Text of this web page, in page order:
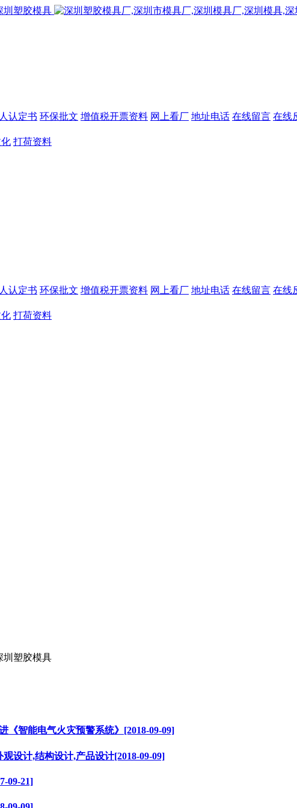
认定书 环保批文 增值税开票资料 网上看厂 地址电话 在线留言 在线
打荷资料
认定书 环保批文 增值税开票资料 网上看厂 地址电话 在线留言 在线
打荷资料
《智能电气火灾预警系统》[2018-09-09]
设计,结构设计,产品设计[2018-09-09]
09-21]